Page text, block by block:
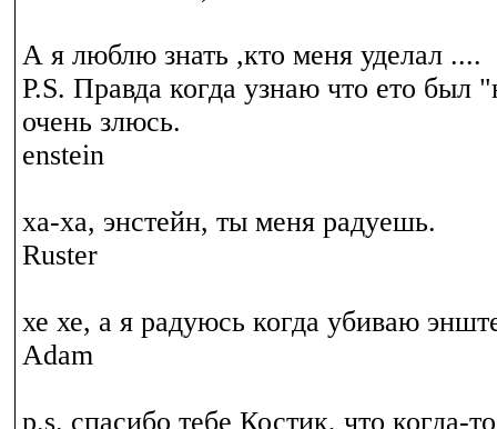
А я люблю знать ,кто меня уделал ....
P.S. Правда когда узнаю что ето был
очень злюсь.
enstein
ха-ха, энстейн, ты меня радуешь.
Ruster
хе хе, а я радуюсь когда убиваю
Adam
p.s. спасибо тебе Костик, что когда-